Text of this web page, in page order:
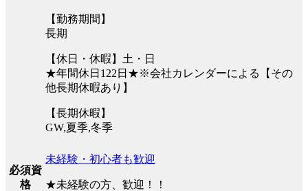
【勤務期間】
長期
【休日・休暇】土・日
★年間休日122日★※会社カレンダーによる【その
他長期休暇あり】
【長期休暇】
GW,夏季,冬季
必須資
格
未経験・初心者も歓迎
★未経験の方、歓迎！！